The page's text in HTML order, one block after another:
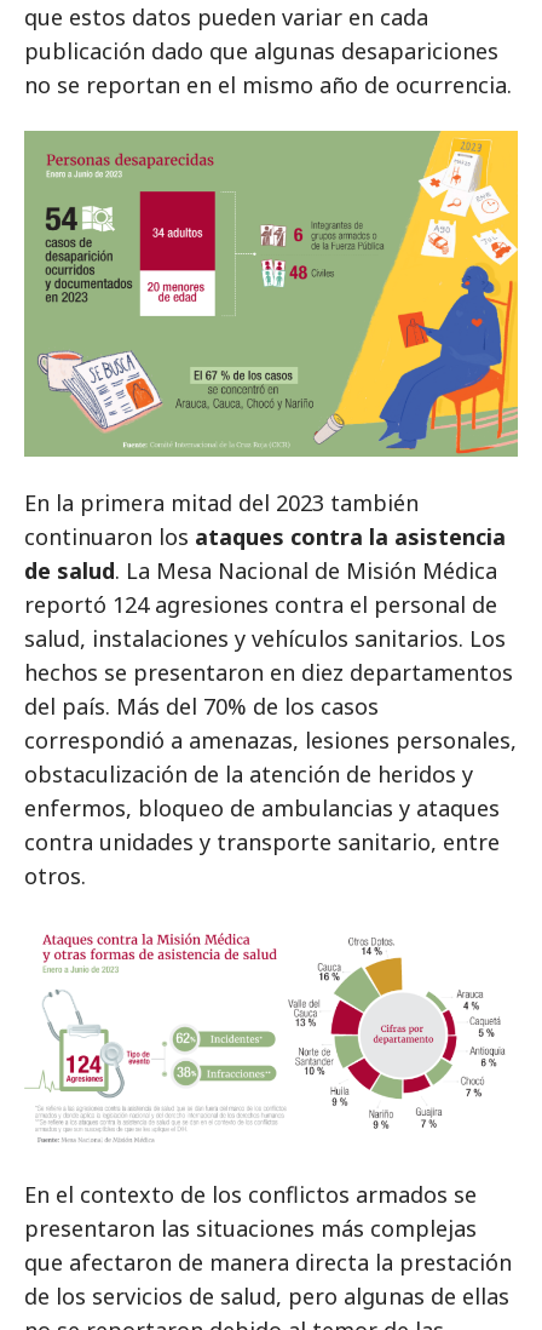
que estos datos pueden variar en cada
publicación dado que algunas desapariciones
no se reportan en el mismo año de ocurrencia.
En la primera mitad del 2023 también
continuaron los ataques contra la asistencia
de salud. La Mesa Nacional de Misión Médica
reportó 124 agresiones contra el personal de
salud, instalaciones y vehículos sanitarios. Los
hechos se presentaron en diez departamentos
del país. Más del 70% de los casos
correspondió a amenazas, lesiones personales,
obstaculización de la atención de heridos y
enfermos, bloqueo de ambulancias y ataques
contra unidades y transporte sanitario, entre
otros.
En el contexto de los conflictos armados se
presentaron las situaciones más complejas
que afectaron de manera directa la prestación
de los servicios de salud, pero algunas de ellas